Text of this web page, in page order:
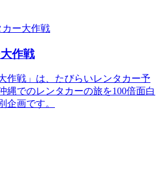
作戦
作戦」は、たびらいレンタカー予
縄でのレンタカーの旅を100倍面白
企画です。